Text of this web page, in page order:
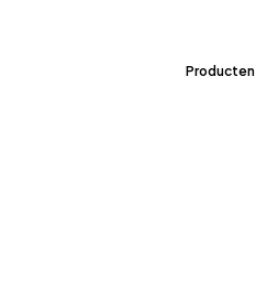
Producten